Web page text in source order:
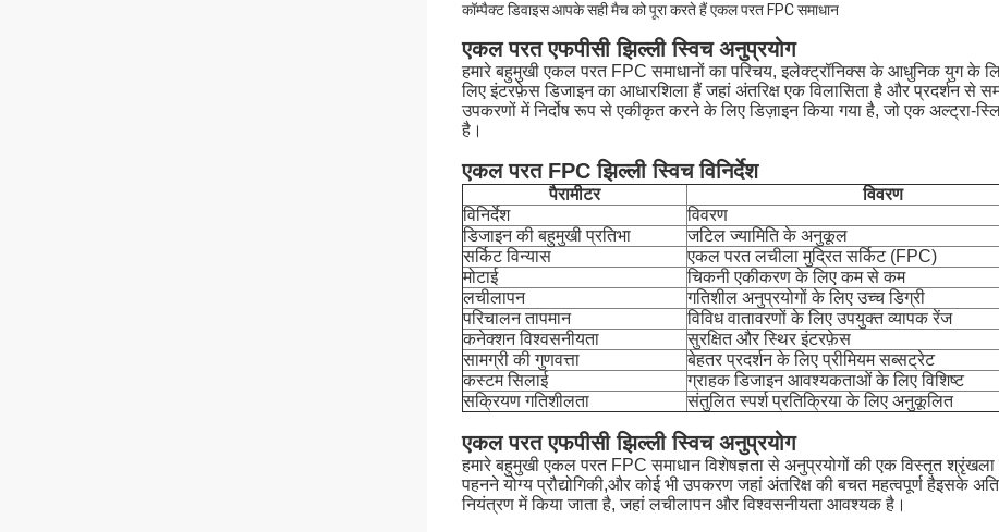
कॉम्पैक्ट डिवाइस आपके सही मैच को पूरा करते हैं एकल परत FPC समाधान
एकल परत एफपीसी झिल्ली स्विच अनुप्रयोग
हमारे बहुमुखी एकल परत FPC समाधानों का परिचय, इलेक्ट्रॉनिक्स के आधुनिक युग के
लिए इंटरफ़ेस डिजाइन का आधारशिला हैं जहां अंतरिक्ष एक विलासिता है और प्रदर्शन से
उपकरणों में निर्दोष रूप से एकीकृत करने के लिए डिज़ाइन किया गया है, जो एक अल्ट्रा-
है।
एकल परत FPC झिल्ली स्विच विनिर्देश
पैरामीटर
विवरण
विनिर्देश
विवरण
डिजाइन की बहुमुखी प्रतिभा
जटिल ज्यामिति के अनुकूल
सर्किट विन्यास
एकल परत लचीला मुद्रित सर्किट (FPC)
मोटाई
चिकनी एकीकरण के लिए कम से कम
लचीलापन
गतिशील अनुप्रयोगों के लिए उच्च डिग्री
परिचालन तापमान
विविध वातावरणों के लिए उपयुक्त व्यापक रेंज
कनेक्शन विश्वसनीयता
सुरक्षित और स्थिर इंटरफ़ेस
सामग्री की गुणवत्ता
बेहतर प्रदर्शन के लिए प्रीमियम सब्सट्रेट
कस्टम सिलाई
ग्राहक डिजाइन आवश्यकताओं के लिए विशिष्ट
सक्रियण गतिशीलता
संतुलित स्पर्श प्रतिक्रिया के लिए अनुकूलित
एकल परत एफपीसी झिल्ली स्विच अनुप्रयोग
हमारे बहुमुखी एकल परत FPC समाधान विशेषज्ञता से अनुप्रयोगों की एक विस्तृत
पहनने योग्य प्रौद्योगिकी,और कोई भी उपकरण जहां अंतरिक्ष की बचत महत्वपूर्ण हैइसके
नियंत्रण में किया जाता है, जहां लचीलापन और विश्वसनीयता आवश्यक है।